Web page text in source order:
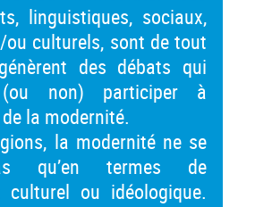
linguistiques, sociaux,
culturels, sont de tout
des débats qui
(ou non) participer à
la modernité.
la modernité ne se
qu’en termes de
culturel ou idéologique.